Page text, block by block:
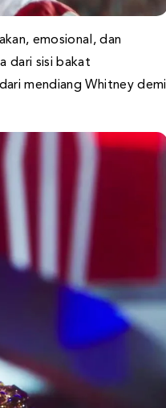
emosional, dan
dari sisi bakat
mendiang Whitney demi